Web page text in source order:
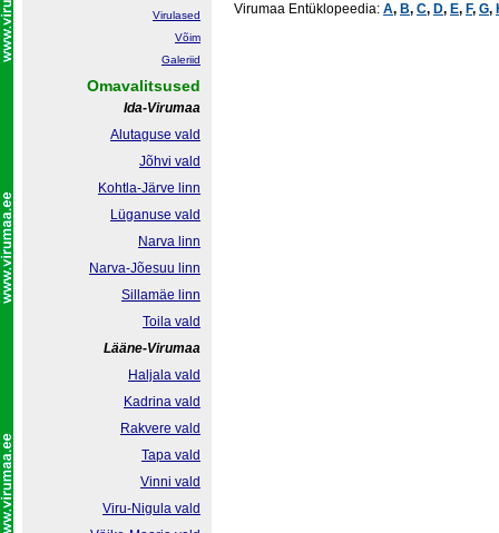
Virumaa Entüklopeedia: A, B, C, D, E, F, G,
Virulased
Võim
Galeriid
Omavalitsused
Ida-Virumaa
Alutaguse vald
Jõhvi vald
Kohtla-Järve linn
Lüganuse vald
Narva linn
Narva-Jõesuu linn
Sillamäe linn
Toila vald
Lääne-Virumaa
Haljala vald
Kadrina vald
Rakvere vald
Tapa vald
Vinni vald
Viru-Nigula vald